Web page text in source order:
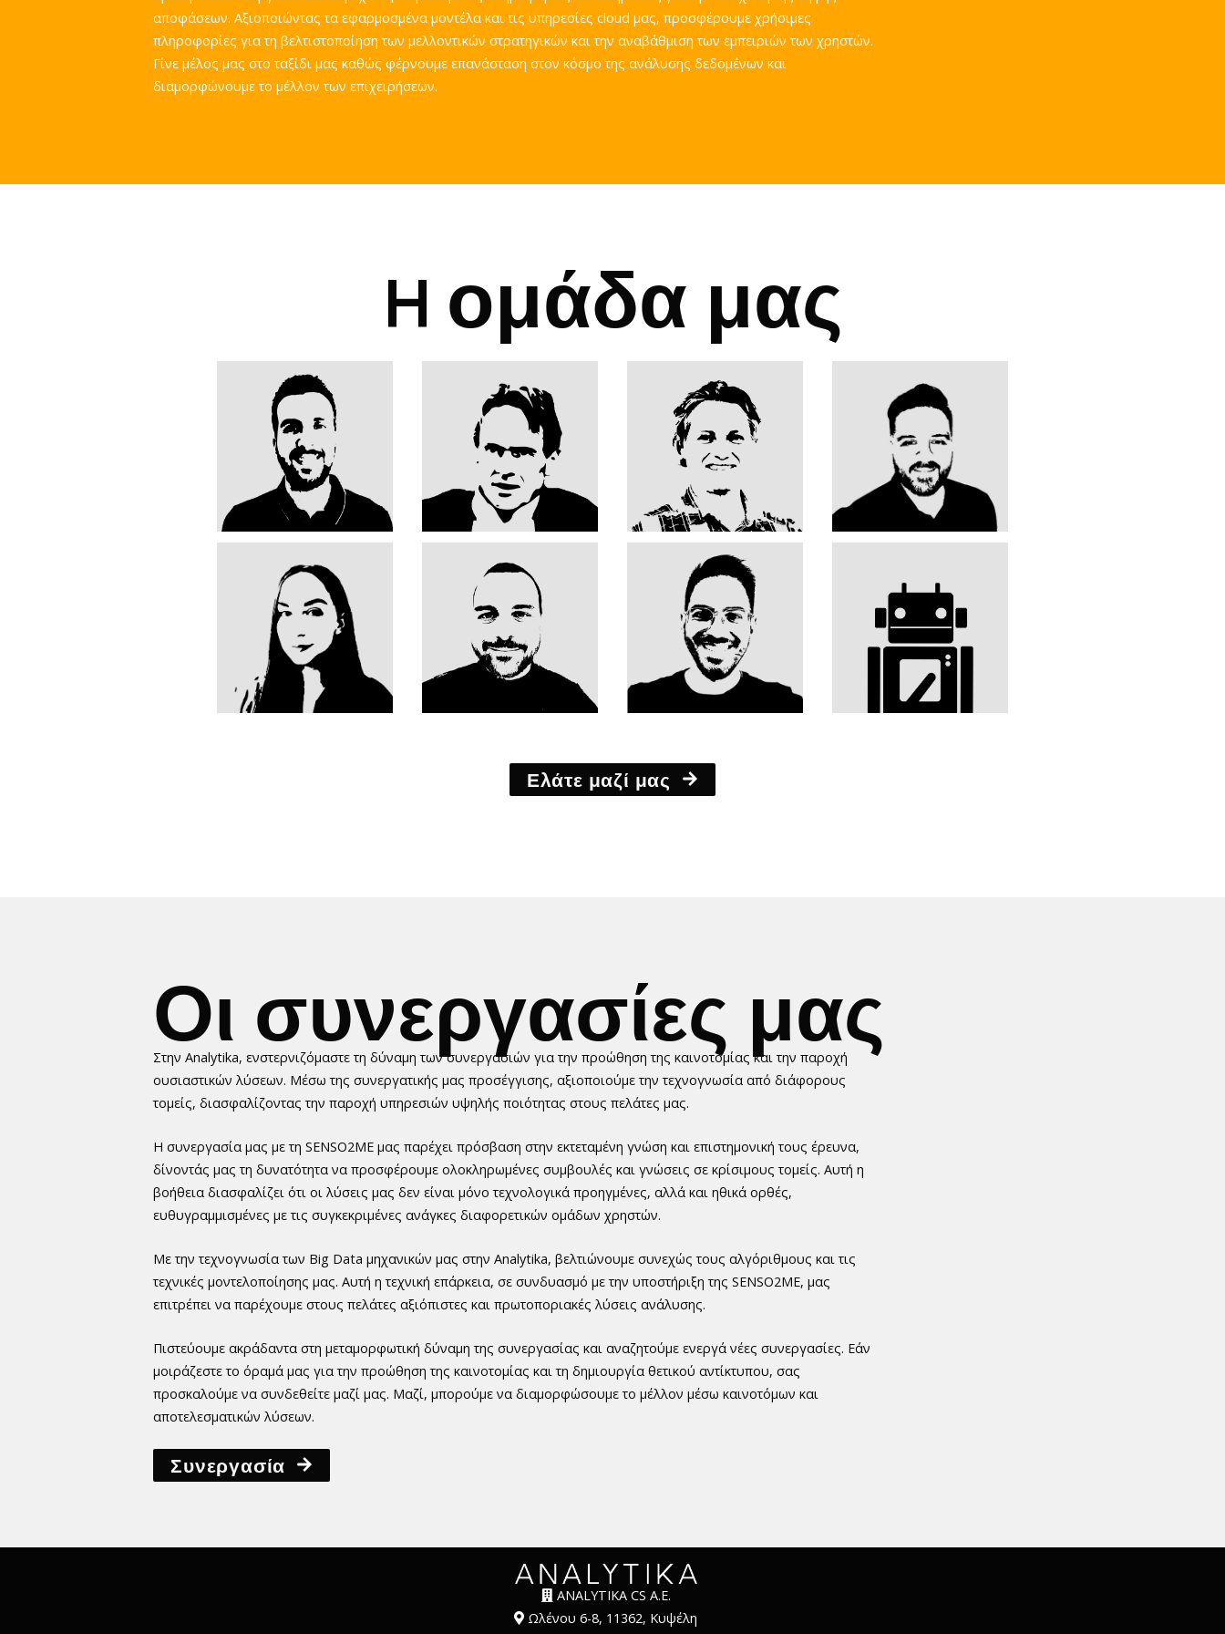
αποφάσεων. Αξιοποιώντας τα εφαρμοσμένα μοντέλα και τις υπηρεσίες cloud μας, προσφέρουμε χρήσιμες
πληροφορίες για τη βελτιστοποίηση των μελλοντικών στρατηγικών και την αναβάθμιση των εμπειριών των χρηστών.
Γίνε μέλος μας στο ταξίδι μας καθώς φέρνουμε επανάσταση στον κόσμο της ανάλυσης δεδομένων και
διαμορφώνουμε το μέλλον των επιχειρήσεων.
H ομάδα μας
Ελάτε μαζί μας
Οι συνεργασίες μας
Στην Analytika, ενστερνιζόμαστε τη δύναμη των συνεργασιών για την προώθηση της καινοτομίας και την παροχή
ουσιαστικών λύσεων. Μέσω της συνεργατικής μας προσέγγισης, αξιοποιούμε την τεχνογνωσία από διάφορους
τομείς, διασφαλίζοντας την παροχή υπηρεσιών υψηλής ποιότητας στους πελάτες μας.
Η συνεργασία μας με τη SENSO2ME μας παρέχει πρόσβαση στην εκτεταμένη γνώση και επιστημονική τους έρευνα,
δίνοντάς μας τη δυνατότητα να προσφέρουμε ολοκληρωμένες συμβουλές και γνώσεις σε κρίσιμους τομείς. Αυτή η
βοήθεια διασφαλίζει ότι οι λύσεις μας δεν είναι μόνο τεχνολογικά προηγμένες, αλλά και ηθικά ορθές,
ευθυγραμμισμένες με τις συγκεκριμένες ανάγκες διαφορετικών ομάδων χρηστών.
Με την τεχνογνωσία των Big Data μηχανικών μας στην Analytika, βελτιώνουμε συνεχώς τους αλγόριθμους και τις
τεχνικές μοντελοποίησης μας. Αυτή η τεχνική επάρκεια, σε συνδυασμό με την υποστήριξη της SENSO2ME, μας
επιτρέπει να παρέχουμε στους πελάτες αξιόπιστες και πρωτοποριακές λύσεις ανάλυσης.
Πιστεύουμε ακράδαντα στη μεταμορφωτική δύναμη της συνεργασίας και αναζητούμε ενεργά νέες συνεργασίες. Εάν
μοιράζεστε το όραμά μας για την προώθηση της καινοτομίας και τη δημιουργία θετικού αντίκτυπου, σας
προσκαλούμε να συνδεθείτε μαζί μας. Μαζί, μπορούμε να διαμορφώσουμε το μέλλον μέσω καινοτόμων και
αποτελεσματικών λύσεων.
Συνεργασία
ANALYTIKA CS A.E.
Ωλένου 6-8, 11362, Κυψέλη